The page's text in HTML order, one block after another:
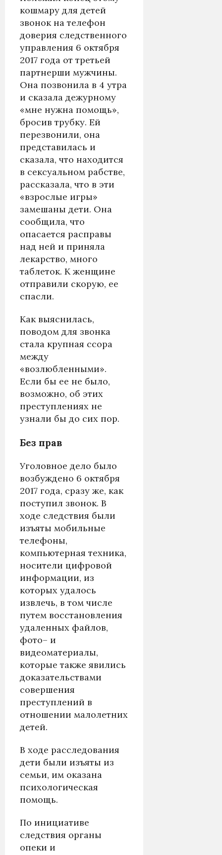
кошмару для детей
звонок на телефон
доверия следственного
управления 6 октября
2017 года от третьей
партнерши мужчины.
Она позвонила в 4 утра
и сказала дежурному
«мне нужна помощь»,
бросив трубку. Ей
перезвонили, она
представилась и
сказала, что находится
в сексуальном рабстве,
рассказала, что в эти
«взрослые игры»
замешаны дети. Она
сообщила, что
опасается расправы
над ней и приняла
лекарство, много
таблеток. К женщине
отправили скорую, ее
спасли.
Как выяснилась,
поводом для звонка
стала крупная ссора
между
«возлюбленными».
Если бы ее не было,
возможно, об этих
преступлениях не
узнали бы до сих пор.
Без прав
Уголовное дело было
возбуждено 6 октября
2017 года, сразу же, как
поступил звонок. В
ходе следствия были
изъяты мобильные
телефоны,
компьютерная техника,
носители цифровой
информации, из
которых удалось
извлечь, в том числе
путем восстановления
удаленных файлов,
фото– и
видеоматериалы,
которые также явились
доказательствами
совершения
преступлений в
отношении малолетних
детей.
В ходе расследования
дети были изъяты из
семьи, им оказана
психологическая
помощь.
По инициативе
следствия органы
опеки и